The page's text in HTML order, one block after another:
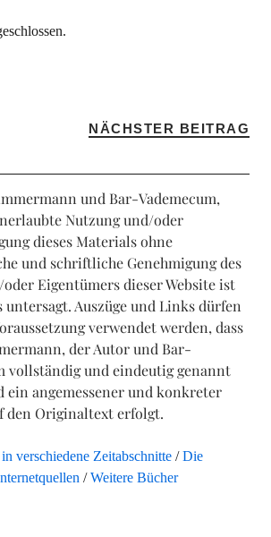
NÄCHSTER BEITRAG
und Bar-Vademecum,
Nutzung und/oder
dieses Materials ohne
und schriftliche Genehmigung des
Eigentümers dieser Website ist
untersagt. Auszüge und Links dürfen
verwendet werden, dass
der Autor und Bar-
vollständig und eindeutig genannt
ein angemessener und konkreter
den Originaltext erfolgt.
verschiedene Zeitabschnitte
Die
Weitere Bücher